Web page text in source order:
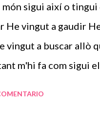
sigui així o
He vingut a gaudir
vingut a buscar allò
m'hi fa com sigui